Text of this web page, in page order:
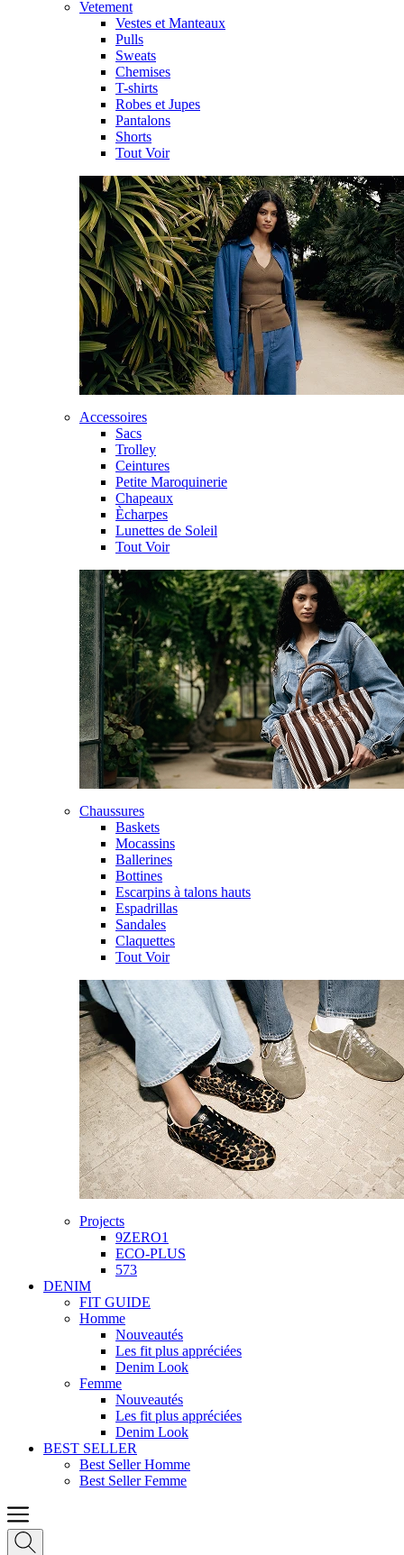
Vetement
Vestes et Manteaux
Pulls
Sweats
Chemises
T-shirts
Robes et Jupes
Pantalons
Shorts
Tout Voir
Accessoires
Sacs
Trolley
Ceintures
Petite Maroquinerie
Chapeaux
Ècharpes
Lunettes de Soleil
Tout Voir
Chaussures
Baskets
Mocassins
Ballerines
Bottines
Escarpins à talons hauts
Espadrillas
Sandales
Claquettes
Tout Voir
Projects
9ZERO1
ECO-PLUS
573
DENIM
FIT GUIDE
Homme
Nouveautés
Les fit plus appréciées
Denim Look
Femme
Nouveautés
Les fit plus appréciées
Denim Look
BEST SELLER
Best Seller Homme
Best Seller Femme